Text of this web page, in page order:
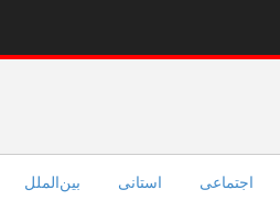
اجتماعی استانی بین‌الملل